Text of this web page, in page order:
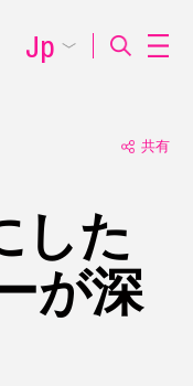
共有
した
が深
Jp